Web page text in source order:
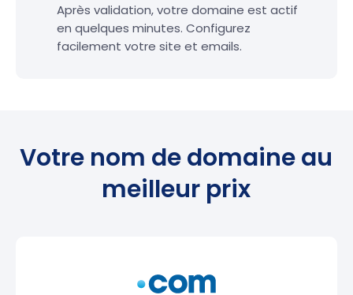
Après validation, votre domaine est actif
en quelques minutes. Configurez
facilement votre site et emails.
Votre nom de domaine au
meilleur prix